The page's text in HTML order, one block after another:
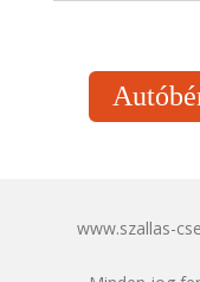
www.szallas-